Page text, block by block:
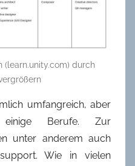
(learn.unity.com) durch
umfangreich, aber
Berufe. Zur
unter anderem auch
Wie in vielen